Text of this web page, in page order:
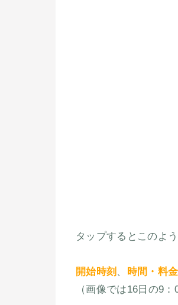
タップするとこのよ
開始時刻 、 時間・料金
（画像では16日の9